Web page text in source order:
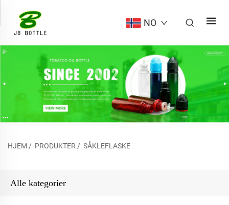
NO
HJEM / PRODUKTER/ SÅKLEFLASKE
Alle kategorier